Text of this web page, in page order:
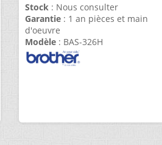
Stock : Nous consulter
Garantie : 1 an pièces et main
d'oeuvre
Modèle : BAS-326H